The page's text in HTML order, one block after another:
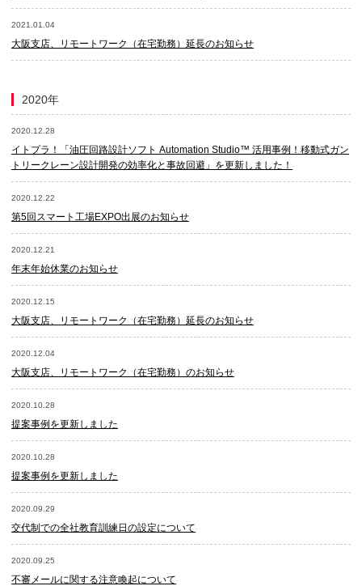
2021.01.04
大阪支店、リモートワーク（在宅勤務）延長のお知らせ
2020年
2020.12.28
イトプラ！「油圧回路設計ソフト Automation Studio™ 活用事例！移動式ガン
トリークレーン設計開発の効率化と事故回避」を更新しました！
2020.12.22
第5回スマート工場EXPO出展のお知らせ
2020.12.21
年末年始休業のお知らせ
2020.12.15
大阪支店、リモートワーク（在宅勤務）延長のお知らせ
2020.12.04
大阪支店、リモートワーク（在宅勤務）のお知らせ
2020.10.28
提案事例を更新しました
2020.10.28
提案事例を更新しました
2020.09.29
交代制での全社教育訓練日の設定について
2020.09.25
不審メールに関する注意喚起について